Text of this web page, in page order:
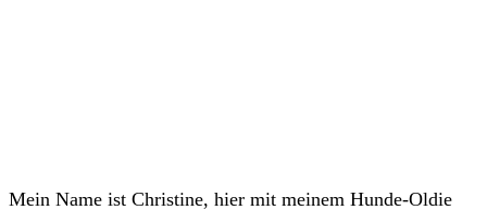
Mein Name ist Christine, hier mit meinem Hunde-Oldie